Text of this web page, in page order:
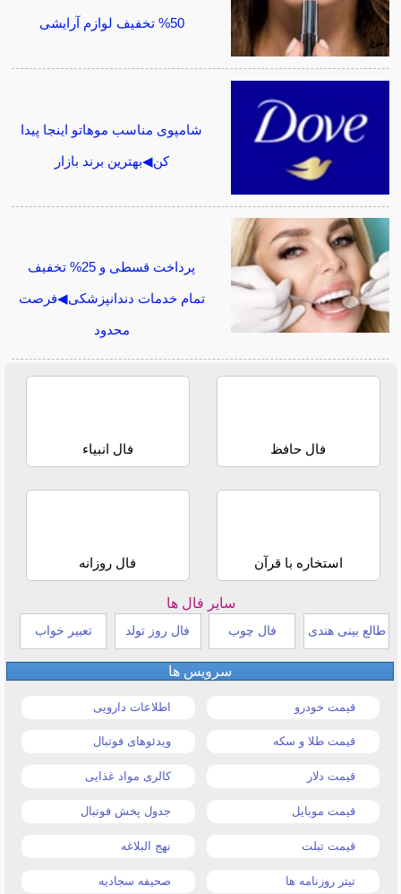
50% تخفیف لوازم آرایشی
شامپوی مناسب موهاتو اینجا پیدا
کن◀بهترین برند بازار
پرداخت قسطی و 25% تخفیف
تمام خدمات دندانپزشکی◀فرصت
محدود
فال حافظ فال انبیاء
استخاره با قرآن فال روزانه
سایر فال ها
طالع بینی هندی فال چوب فال روز تولد تعبیر خواب
سرویس ها
قیمت خودرو اطلاعات دارویی
قیمت طلا و سکه ویدئوهای فوتبال
قیمت دلار کالری مواد غذایی
قیمت موبایل جدول پخش فوتبال
قیمت تبلت نهج البلاغه
تیتر روزنامه ها صحیفه سجادیه